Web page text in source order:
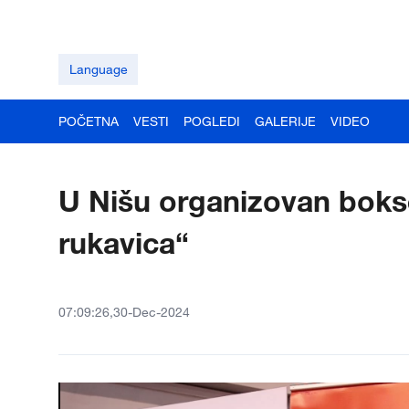
Language
POČETNA VESTI POGLEDI GALERIJE VIDEO
U Nišu organizovan
rukavica“
07:09:26,30-Dec-2024